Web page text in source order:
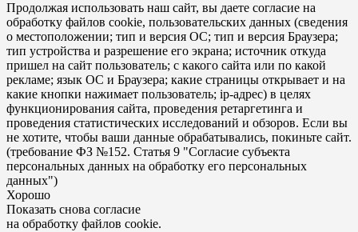
Продолжая использовать наш сайт, вы даете согласие на
обработку файлов cookie, пользовательских данных (сведения
о местоположении; тип и версия ОС; тип и версия Браузера;
тип устройства и разрешение его экрана; источник откуда
пришел на сайт пользователь; с какого сайта или по какой
рекламе; язык ОС и Браузера; какие страницы открывает и на
какие кнопки нажимает пользователь; ip-адрес) в целях
функционирования сайта, проведения ретаргетинга и
проведения статистических исследований и обзоров. Если вы
не хотите, чтобы ваши данные обрабатывались, покиньте сайт.
(требование ФЗ №152. Статья 9 "Согласие субъекта
персональных данных на обработку его персональных
данных")
Хорошо
Показать снова согласие
на обработку файлов cookie.